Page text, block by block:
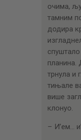
очима,
тамним
додира
планина.
трнула и
тињале
више
клонуо.
– И’ем…